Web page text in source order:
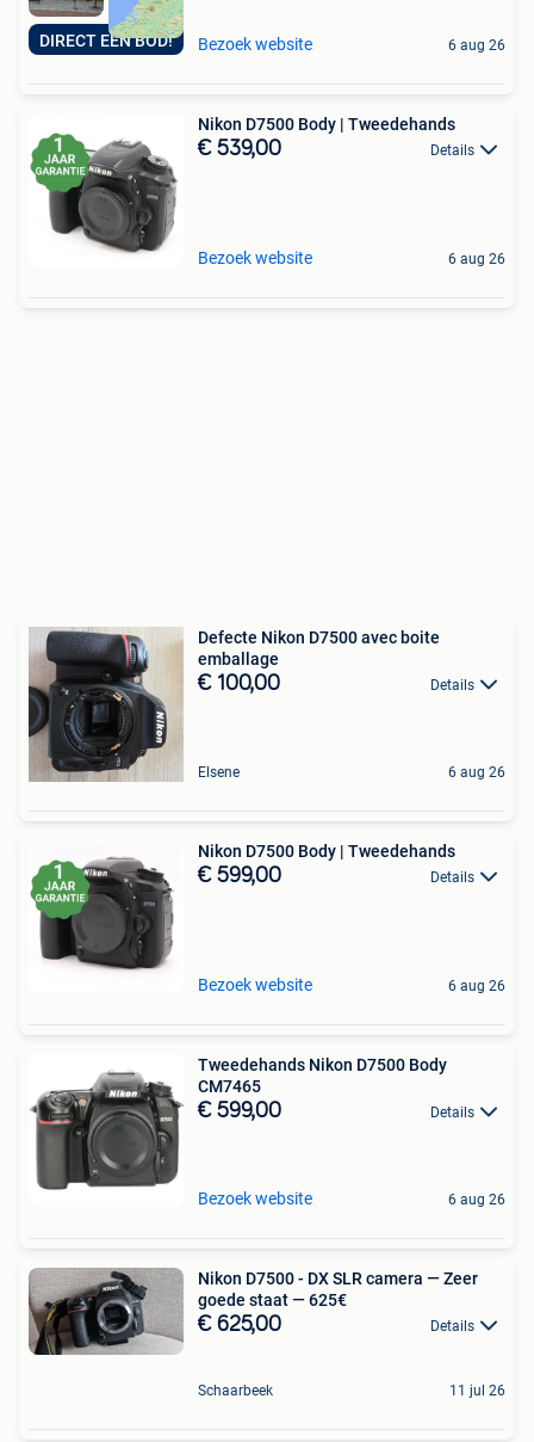
DIRECT EEN BOD! Bezoek website 6 aug 26
Nikon D7500 Body | Tweedehands
€ 539,00 Details
Bezoek website 6 aug 26
Defecte Nikon D7500 avec boite
emballage
€ 100,00 Details
Elsene 6 aug 26
Nikon D7500 Body | Tweedehands
€ 599,00 Details
Bezoek website 6 aug 26
Tweedehands Nikon D7500 Body
CM7465
€ 599,00 Details
Bezoek website 6 aug 26
Nikon D7500 - DX SLR camera — Zeer
goede staat — 625€
€ 625,00 Details
Schaarbeek 11 jul 26